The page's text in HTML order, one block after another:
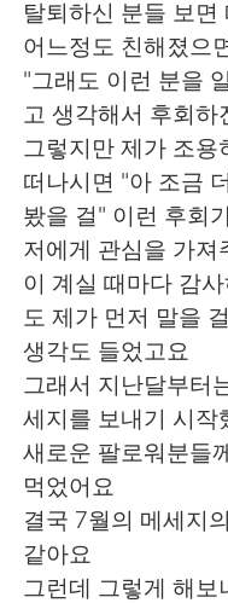
탈퇴하신 분들 보면
어느정도 친해졌으
"그래도 이런 분을
고 생각해서 후회하
그렇지만 제가 조
떠나시면 "아 조금
봤을 걸" 이런 후회
저에게 관심을 가
이 계실 때마다 감
도 제가 먼저 말을
생각도 들었고요
그래서 지난달부터
세지를 보내기 시작
새로운 팔로워분들
먹었어요
결국 7월의 메세지
같아요
그런데 그렇게 해